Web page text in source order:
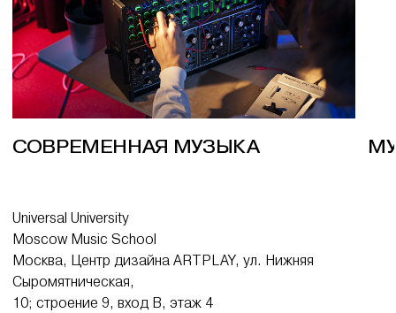
СОВРЕМЕННАЯ МУЗЫКА
Universal University
Moscow Music School
Москва, Центр дизайна ARTPLAY, ул. Нижняя
Сыромятническая,
10; строение 9, вход В, этаж 4